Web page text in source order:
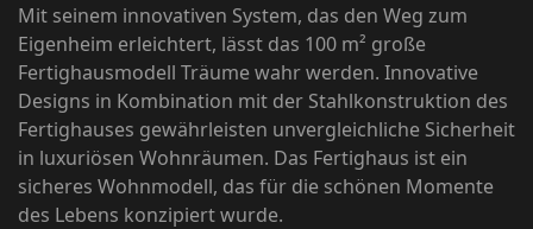
Mit seinem innovativen System, das den Weg zum
Eigenheim erleichtert, lässt das 100 m² große
Fertighausmodell Träume wahr werden. Innovative
Designs in Kombination mit der Stahlkonstruktion des
Fertighauses gewährleisten unvergleichliche Sicherheit
in luxuriösen Wohnräumen. Das Fertighaus ist ein
sicheres Wohnmodell, das für die schönen Momente
des Lebens konzipiert wurde.